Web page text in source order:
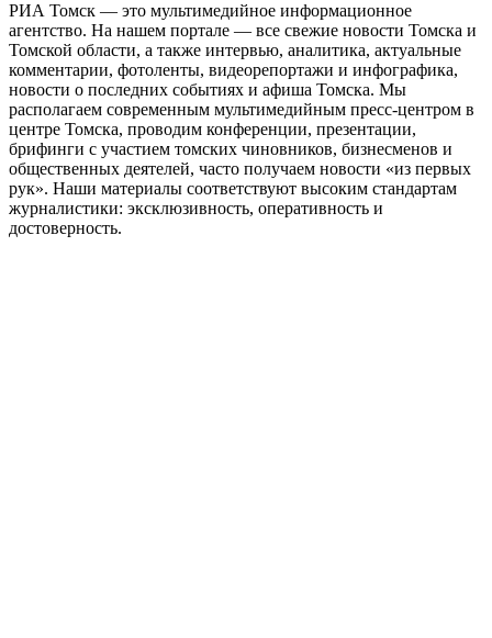
РИА Томск — это мультимедийное информационное
агентство. На нашем портале — все свежие новости Томска и
Томской области, а также интервью, аналитика, актуальные
комментарии, фотоленты, видеорепортажи и инфографика,
новости о последних событиях и афиша Томска. Мы
располагаем современным мультимедийным пресс-центром в
центре Томска, проводим конференции, презентации,
брифинги с участием томских чиновников, бизнесменов и
общественных деятелей, часто получаем новости «из первых
рук». Наши материалы соответствуют высоким стандартам
журналистики: эксклюзивность, оперативность и
достоверность.